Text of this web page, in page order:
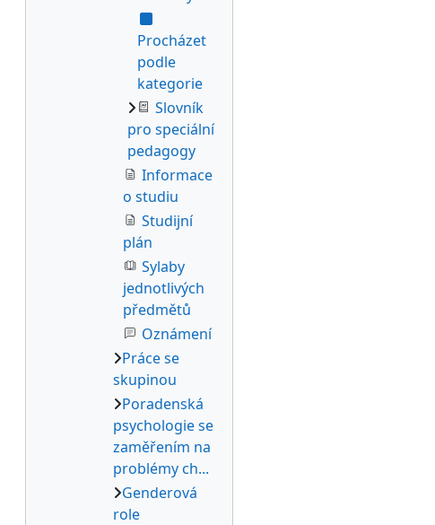
Procházet
podle
kategorie
Slovník
pro speciální
pedagogy
Informace
o studiu
Studijní
plán
Sylaby
jednotlivých
předmětů
Oznámení
Práce se
skupinou
Poradenská
psychologie se
zaměřením na
problémy ch...
Genderová
role